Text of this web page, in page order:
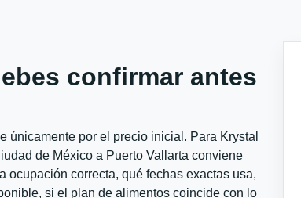
confirmar antes
únicamente por el precio inicial. Para Krystal
de México a Puerto Vallarta conviene
ocupación correcta, qué fechas exactas usa,
si el plan de alimentos coincide con lo